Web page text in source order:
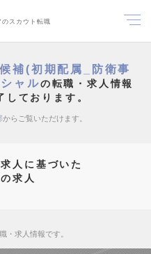
のスカウト転職
補(初期配属_防衛事
ャルの転職・求人情報
しております。
からご覧いただけます。
人に基づいた
求人
・求人情報です。